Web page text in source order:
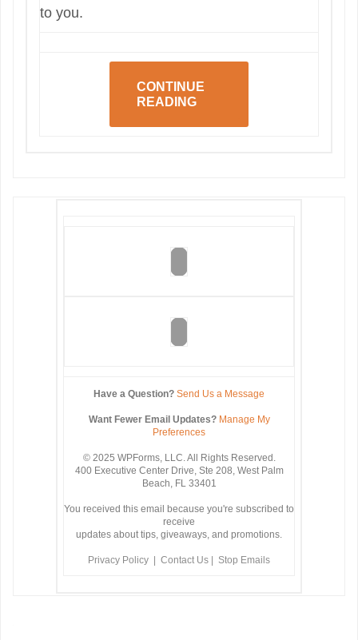
to you.
CONTINUE
READING
Have a Question? Send Us a Message
Want Fewer Email Updates? Manage My
Preferences
© 2025 WPForms, LLC. All Rights Reserved.
400 Executive Center Drive, Ste 208, West Palm
Beach, FL 33401
You received this email because you're subscribed to
receive
updates about tips, giveaways, and promotions.
Privacy Policy Contact Us Stop Emails